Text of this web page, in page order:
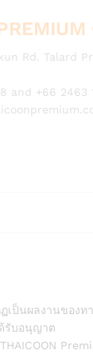
Rd. Talard
and +66 2463
เป็นผลงานของท
รับอนุญาต